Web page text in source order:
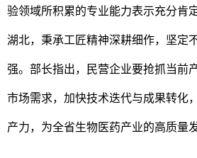
验领域所积累的专业能力表示充分肯
湖北，秉承工匠精神深耕细作，坚定
强。部长指出，民营企业要抢抓当前
市场需求，加快技术迭代与成果转化
产力，为全省生物医药产业的高质量